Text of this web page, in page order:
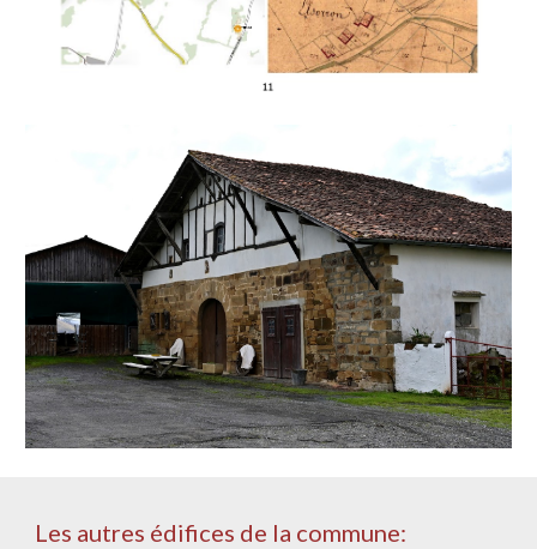
Les autres édifices de la commune: